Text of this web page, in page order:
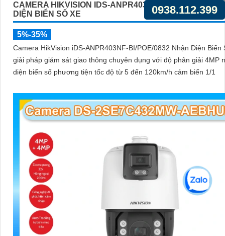
CAMERA HIKVISION IDS-ANPR403NF-BI/POE/0832
DIỆN BIỂN SỐ XE
5%-35%
Camera HikVision iDS-ANPR403NF-BI/POE/0832 Nhận Diện Biển
giải pháp giám sát giao thông chuyên dụng với độ phân giải 4MP
diện biển số phương tiện tốc độ từ 5 đến 120km/h cảm biến 1/1
0938.112.399